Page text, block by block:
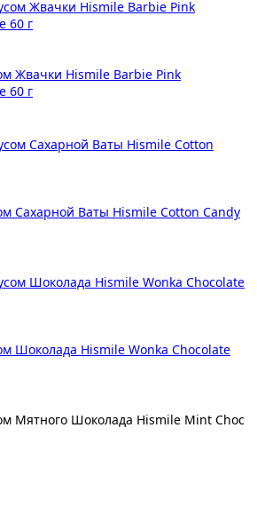
Жвачки Hismile Barbie Pink
60 г
Сахарной Ваты Hismile Cotton Candy
Шоколада Hismile Wonka Chocolate
Мятного Шоколада Hismile Mint Choc